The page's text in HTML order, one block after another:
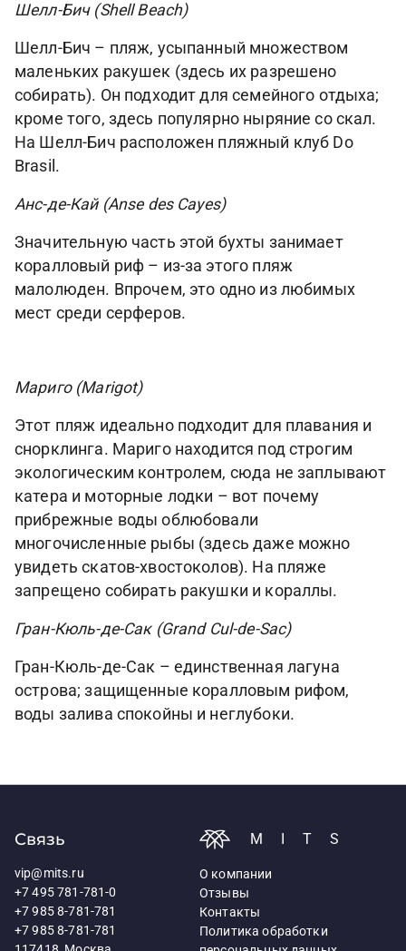
Шелл-Бич (Shell Beach)
Шелл-Бич – пляж, усыпанный множеством
маленьких ракушек (здесь их разрешено
собирать). Он подходит для семейного отдыха;
кроме того, здесь популярно ныряние со скал.
На Шелл-Бич расположен пляжный клуб Do
Brasil.
Анс-де-Кай (Anse des Cayes)
Значительную часть этой бухты занимает
коралловый риф – из-за этого пляж
малолюден. Впрочем, это одно из любимых
мест среди серферов.
Мариго (Marigot)
Этот пляж идеально подходит для плавания и
снорклинга. Мариго находится под строгим
экологическим контролем, сюда не заплывают
катера и моторные лодки – вот почему
прибрежные воды облюбовали
многочисленные рыбы (здесь даже можно
увидеть скатов-хвостоколов). На пляже
запрещено собирать ракушки и кораллы.
Гран-Кюль-де-Сак (Grand Cul-de-Sac)
Гран-Кюль-де-Сак – единственная лагуна
острова; защищенные коралловым рифом,
воды залива спокойны и неглубоки.
Связь
vip@mits.ru
+7 495 781-781-0
+7 985 8-781-781
+7 985 8-781-781
MITS
О компании
Отзывы
Контакты
Политика обработки